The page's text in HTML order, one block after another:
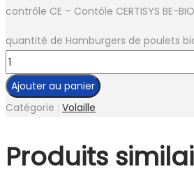
contrôle CE – Contôle CERTISYS BE-
quantité de Hamburgers de poulets
Ajouter au panier
Catégorie : Volaille
Produits